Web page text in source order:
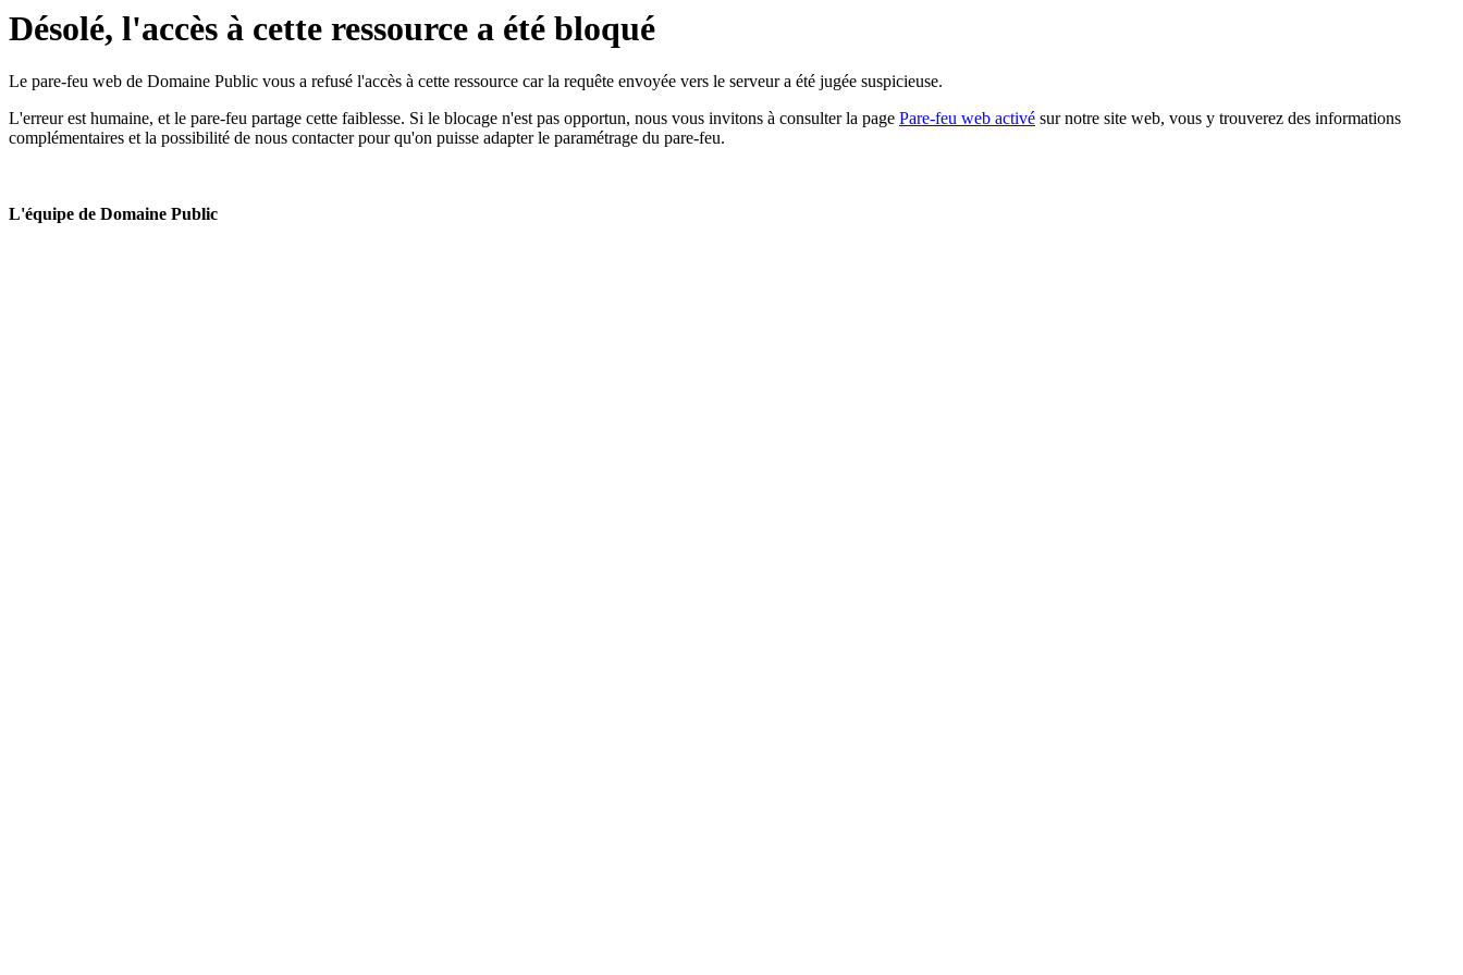
Désolé, l'accès à cette ressource a été bloqué
Le pare-feu web de Domaine Public vous a refusé l'accès à cette ressource car la requête envoyée vers le serveur a été jugée suspicieuse.
L'erreur est humaine, et le pare-feu partage cette faiblesse. Si le blocage n'est pas opportun, nous vous invitons à consulter la page Pare-feu web activé sur notre site web, vous y trouverez des informations
complémentaires et la possibilité de nous contacter pour qu'on puisse adapter le paramétrage du pare-feu.
L'équipe de Domaine Public